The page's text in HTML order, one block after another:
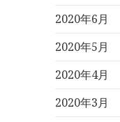
2020年6月
2020年5月
2020年4月
2020年3月